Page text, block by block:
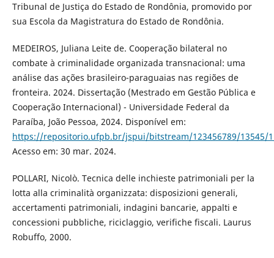
Tribunal de Justiça do Estado de Rondônia, promovido por
sua Escola da Magistratura do Estado de Rondônia.
MEDEIROS, Juliana Leite de. Cooperação bilateral no
combate à criminalidade organizada transnacional: uma
análise das ações brasileiro-paraguaias nas regiões de
fronteira. 2024. Dissertação (Mestrado em Gestão Pública e
Cooperação Internacional) - Universidade Federal da
Paraíba, João Pessoa, 2024. Disponível em:
https://repositorio.ufpb.br/jspui/bitstream/123456789/13545/
Acesso em: 30 mar. 2024.
POLLARI, Nicolò. Tecnica delle inchieste patrimoniali per la
lotta alla criminalità organizzata: disposizioni generali,
accertamenti patrimoniali, indagini bancarie, appalti e
concessioni pubbliche, riciclaggio, verifiche fiscali. Laurus
Robuffo, 2000.